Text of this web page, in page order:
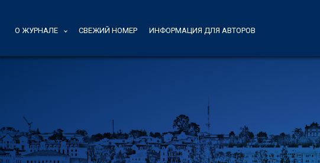
О ЖУРНАЛЕ СВЕЖИЙ НОМЕР ИНФОРМАЦИЯ ДЛЯ АВТОРОВ